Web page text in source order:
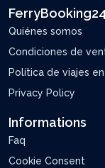
FerryBooking24
Quiénes somos
Condiciones de
Política de viajes
Privacy Policy
Informations
Faq
Cookie Consent